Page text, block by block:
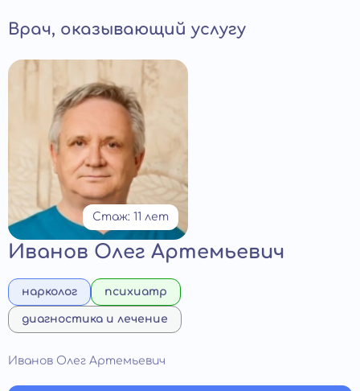
Врач, оказывающий услугу
Стаж: 11 лет
Иванов Олег Артемьевич
нарколог психиатр
диагностика и лечение
Иванов Олег Артемьевич